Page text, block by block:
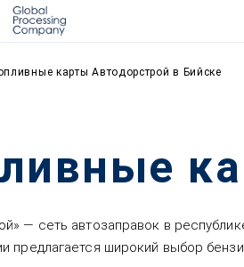
карты Автодорстрой в Бийске
— сеть автозаправок в
предлагается широкий выбор